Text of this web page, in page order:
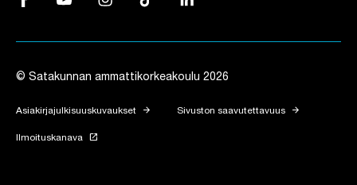
© Satakunnan ammattikorkeakoulu 2026
Asiakirjajulkisuuskuvaukset arrow_forward Sivuston saavutettavuus arrow_forward
Ilmoituskanava Linkki avautuu uuteen välilehteen
launch